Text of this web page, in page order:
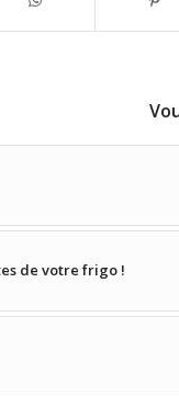
de votre frigo !